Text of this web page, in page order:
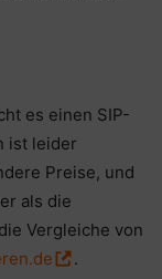
es einen SIP-
ist leider
Preise, und
als die
Vergleiche von
.